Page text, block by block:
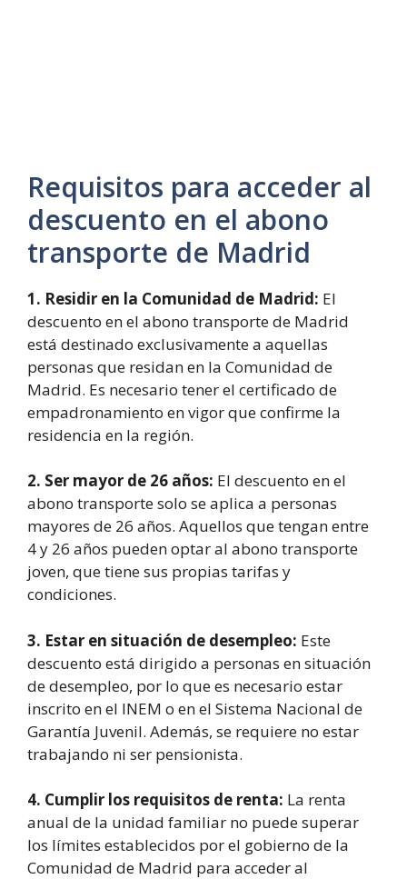
Requisitos para acceder al
descuento en el abono
transporte de Madrid
1. Residir en la Comunidad de Madrid: El
descuento en el abono transporte de Madrid
está destinado exclusivamente a aquellas
personas que residan en la Comunidad de
Madrid. Es necesario tener el certificado de
empadronamiento en vigor que confirme la
residencia en la región.
2. Ser mayor de 26 años: El descuento en el
abono transporte solo se aplica a personas
mayores de 26 años. Aquellos que tengan entre
4 y 26 años pueden optar al abono transporte
joven, que tiene sus propias tarifas y
condiciones.
3. Estar en situación de desempleo: Este
descuento está dirigido a personas en situación
de desempleo, por lo que es necesario estar
inscrito en el INEM o en el Sistema Nacional de
Garantía Juvenil. Además, se requiere no estar
trabajando ni ser pensionista.
4. Cumplir los requisitos de renta: La renta
anual de la unidad familiar no puede superar
los límites establecidos por el gobierno de la
Comunidad de Madrid para acceder al